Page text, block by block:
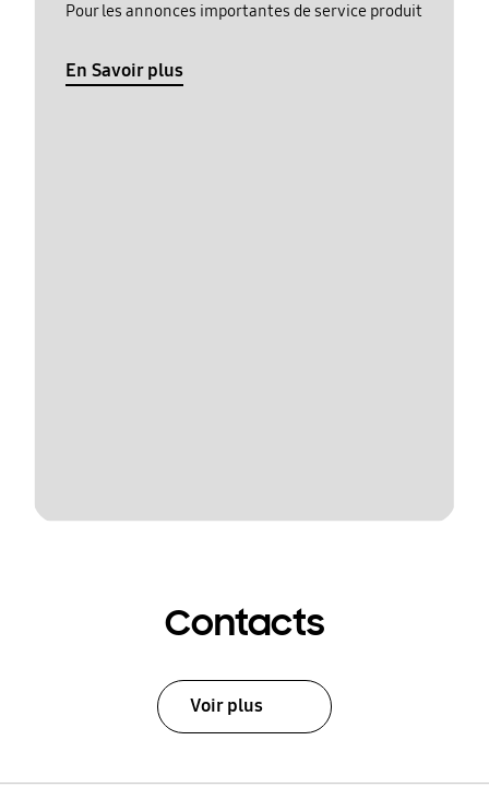
Pour les annonces importantes de service produit
En Savoir plus
Contacts
Voir plus